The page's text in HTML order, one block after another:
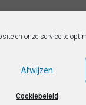
en onze service te
Afwijzen
Cookiebeleid